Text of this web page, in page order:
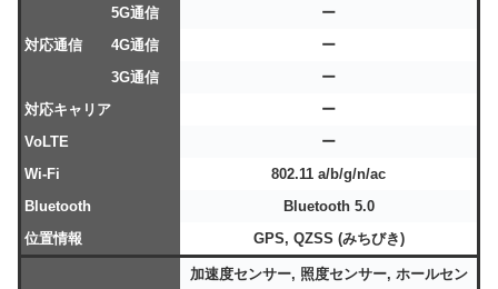
対応通信
5G通信
ー
4G通信
ー
3G通信
ー
対応キャリア
ー
VoLTE
ー
Wi-Fi
802.11 a/b/g/n/ac
Bluetooth
Bluetooth 5.0
位置情報
GPS, QZSS (みちびき)
加速度センサー, 照度センサー, ホールセン